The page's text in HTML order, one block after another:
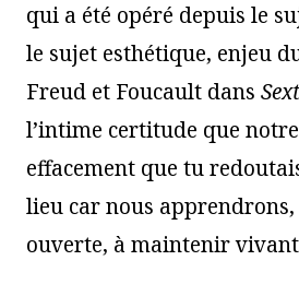
qui a été opéré depuis le
le sujet esthétique, enjeu
Freud et Foucault dans
l’intime certitude que
effacement que tu
lieu car nous
ouverte, à maintenir